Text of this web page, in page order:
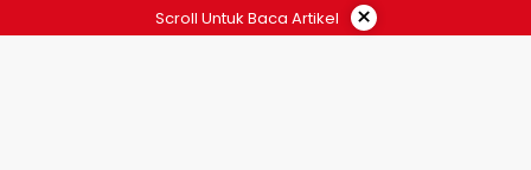
Scroll Untuk Baca Artikel ×